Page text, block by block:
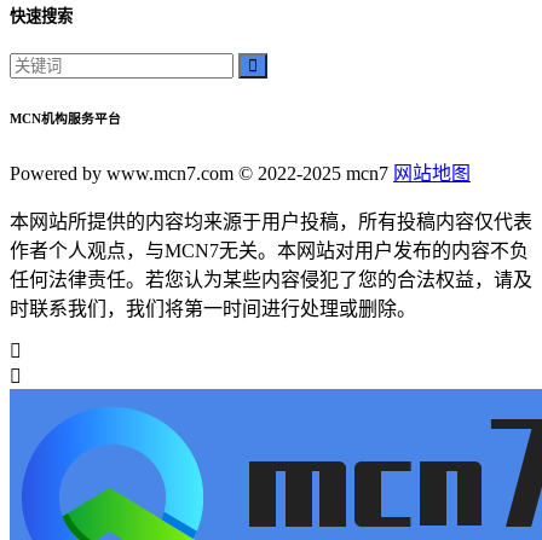
快速搜索
MCN机构服务平台
Powered by www.mcn7.com © 2022-2025 mcn7 网站地图
本网站所提供的内容均来源于用户投稿，所有投稿内容仅代表
作者个人观点，与MCN7无关。本网站对用户发布的内容不负
任何法律责任。若您认为某些内容侵犯了您的合法权益，请及
时联系我们，我们将第一时间进行处理或删除。